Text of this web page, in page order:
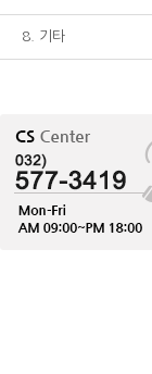
8. 기타